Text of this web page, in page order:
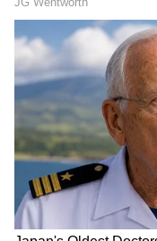
மத்திய
கொந்தளிப்பு! –
காங்கிரஸின்
எதிர்ப்பு
சுகாதாரத்
சாதனையா?
அருண்ராஜ்